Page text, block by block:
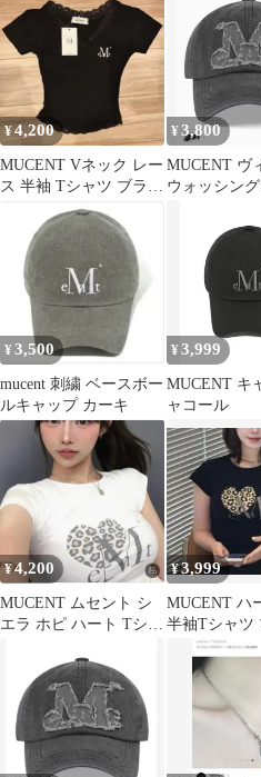
¥4,200
MUCENT Vネック レー
ス 半袖 Tシャツ ブラッ
¥3,800
MUCENT ヴ
ウォッシング
¥ 3,500
mucent 刺繍 ベースボー
ルキャップ カーキ
¥3,999
MUCENT キ
ャコール
¥4,200
MUCENT ムセント シ
エラ ホピ ハート Tシャ
¥3,999
MUCENT ハ
半袖Tシャツ